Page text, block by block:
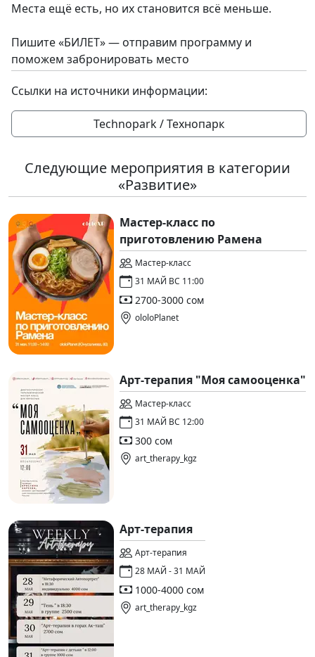
Места ещё есть, но их становится всё меньше.
Пишите «БИЛЕТ» — отправим программу и
поможем забронировать место
Ссылки на источники информации:
Technopark / Технопарк
Следующие мероприятия в категории
«Развитие»
Мастер-класс по
приготовлению Рамена
Мастер-класс
31 МАЙ ВС 11:00
2700-3000 сом
ololoPlanet
Арт-терапия "Моя самооценка"
Мастер-класс
31 МАЙ ВС 12:00
300 сом
art_therapy_kgz
Арт-терапия
Арт-терапия
28 МАЙ - 31 МАЙ
1000-4000 сом
art_therapy_kgz